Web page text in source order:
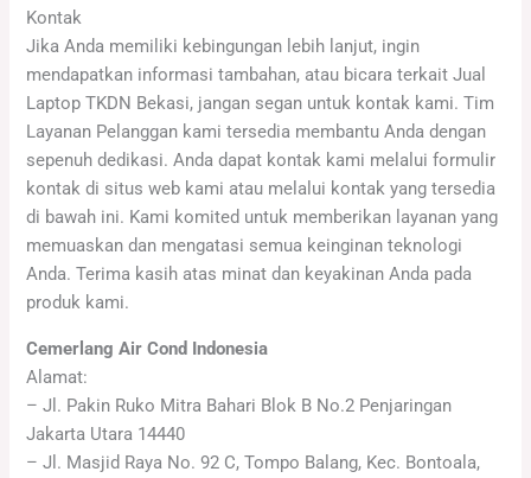
Kontak
Jika Anda memiliki kebingungan lebih lanjut, ingin
mendapatkan informasi tambahan, atau bicara terkait Jual
Laptop TKDN Bekasi, jangan segan untuk kontak kami. Tim
Layanan Pelanggan kami tersedia membantu Anda dengan
sepenuh dedikasi. Anda dapat kontak kami melalui formulir
kontak di situs web kami atau melalui kontak yang tersedia
di bawah ini. Kami komited untuk memberikan layanan yang
memuaskan dan mengatasi semua keinginan teknologi
Anda. Terima kasih atas minat dan keyakinan Anda pada
produk kami.
Cemerlang Air Cond Indonesia
Alamat:
– Jl. Pakin Ruko Mitra Bahari Blok B No.2 Penjaringan
Jakarta Utara 14440
– Jl. Masjid Raya No. 92 C, Tompo Balang, Kec. Bontoala,